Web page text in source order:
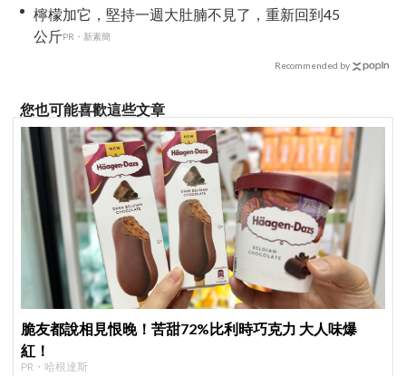
檸檬加它，堅持一週大肚腩不見了，重新回到45
公斤PR・新素簡
Recommended by
您也可能喜歡這些文章
脆友都說相見恨晚！苦甜72%比利時巧克力 大人味爆
紅！
PR・哈根達斯